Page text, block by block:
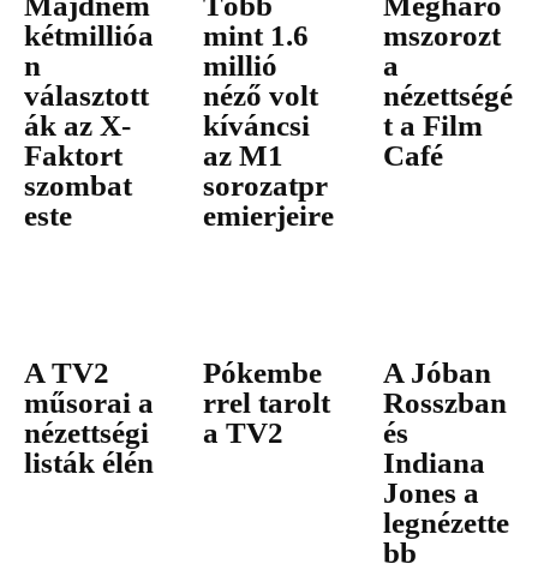
kétmillióa
n
választott
ák az X-
Faktort
szombat
este
mint 1.6
millió
néző volt
kíváncsi
az M1
sorozatpr
emierjeire
mszorozt
a
nézettségé
t a Film
Café
A TV2
műsorai a
nézettségi
listák élén
Pókembe
rrel tarolt
a TV2
A Jóban
Rosszban
és
Indiana
Jones a
legnézette
bb